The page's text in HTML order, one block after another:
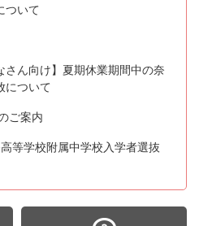
ついて
さん向け】夏期休業期間中の奈
について
ご案内
等学校附属中学校入学者選抜